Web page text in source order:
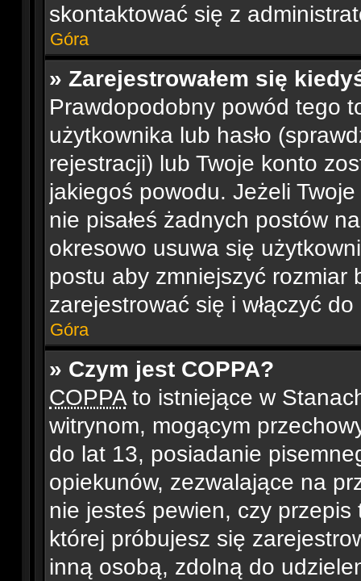
skontaktować się z
Góra
» Zarejestrowałem się
Prawdopodobny powód tego
użytkownika lub hasło
rejestracji) lub Twoje konto
jakiegoś powodu. Jeżeli
nie pisałeś żadnych postów
okresowo usuwa się
postu aby zmniejszyć
zarejestrować się i włączyć
Góra
» Czym jest COPPA?
COPPAto istniejące w
witrynom, mogącym
do lat 13, posiadanie
opiekunów, zezwalające na
nie jesteś pewien, czy
której próbujesz się
inną osobą, zdolną do